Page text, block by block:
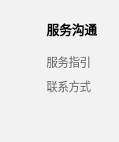
服务沟通
服务指引
联系方式